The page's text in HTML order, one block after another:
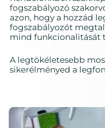
fogszabályozó
azon, hogy a hozzád
fogszabályozót
mind funkcionalitását
A legtökéletesebb
sikerélményed a